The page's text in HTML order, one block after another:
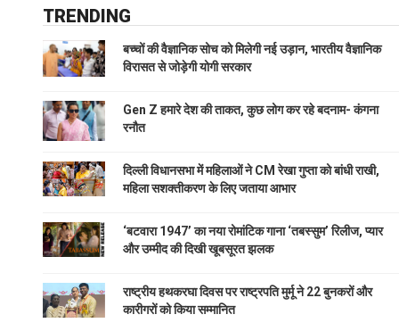
TRENDING
बच्चों की वैज्ञानिक सोच को मिलेगी नई उड़ान, भारतीय वैज्ञानिक
विरासत से जोड़ेगी योगी सरकार
Gen Z हमारे देश की ताकत, कुछ लोग कर रहे बदनाम- कंगना
रनौत
दिल्ली विधानसभा में महिलाओं ने CM रेखा गुप्ता को बांधी राखी,
महिला सशक्तीकरण के लिए जताया आभार
‘बटवारा 1947’ का नया रोमांटिक गाना ‘तबस्सुम’ रिलीज, प्यार
और उम्मीद की दिखी खूबसूरत झलक
राष्ट्रीय हथकरघा दिवस पर राष्ट्रपति मुर्मू ने 22 बुनकरों और
कारीगरों को किया सम्मानित